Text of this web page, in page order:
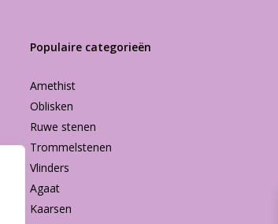
Populaire categorieën
Amethist
Oblisken
Ruwe stenen
Trommelstenen
Vlinders
Agaat
Kaarsen